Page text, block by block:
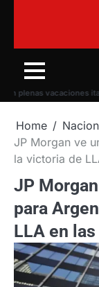
vacaciones italianas
Home
JP Morgan ve
la victoria de
JP
para
LLA en